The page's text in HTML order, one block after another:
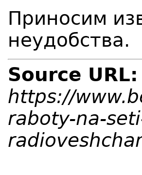
Приносим
неудобства.
Source URL:
https://
raboty-na-